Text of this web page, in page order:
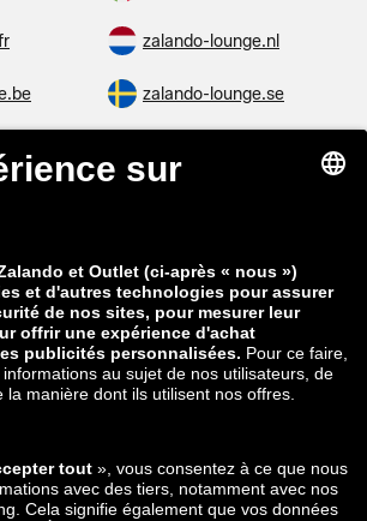
zalando-lounge.nl
zalando-lounge.se
zalando-lounge.sk
zalando-lounge.hr
zalando-lounge.ee
zalando-lounge.no